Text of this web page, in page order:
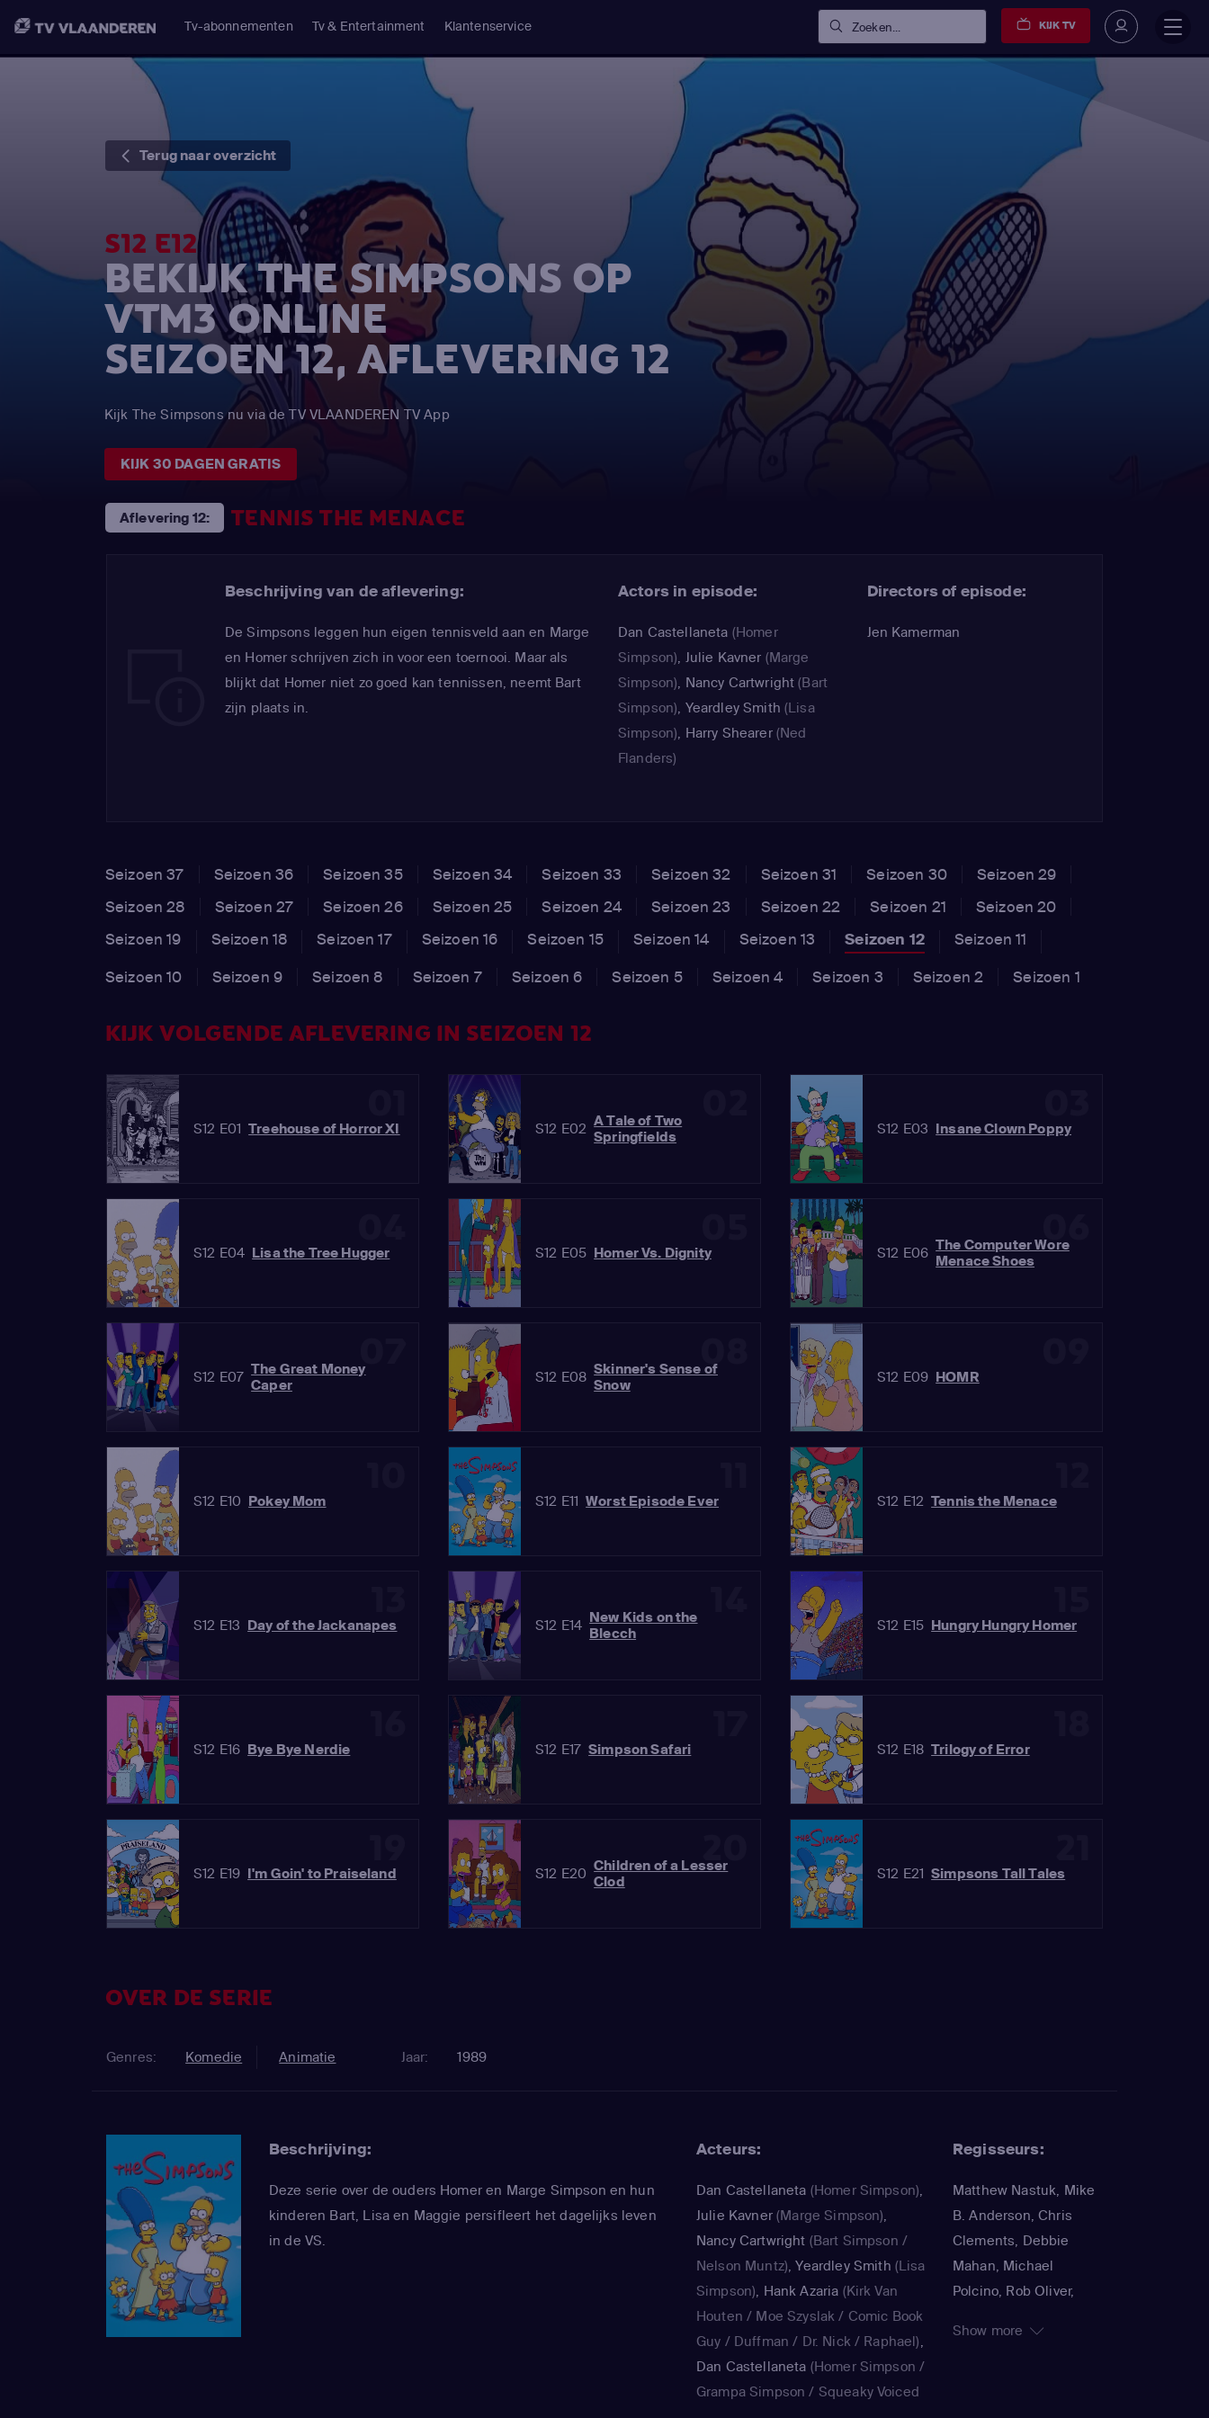
Tv-abonnementen Tv & Entertainment Klantenservice Zoeken... KIJK TV
Terug naar overzicht
S12 E12
BEKIJK THE SIMPSONS OP
VTM3 ONLINE
SEIZOEN 12, AFLEVERING 12
Kijk The Simpsons nu via de TV VLAANDEREN TV App
KIJK 30 DAGEN GRATIS
Aflevering 12: TENNIS THE MENACE
Beschrijving van de aflevering:
De Simpsons leggen hun eigen tennisveld aan en Marge
en Homer schrijven zich in voor een toernooi. Maar als
blijkt dat Homer niet zo goed kan tennissen, neemt Bart
zijn plaats in.
Actors in episode:
Dan Castellaneta (Homer
Simpson), Julie Kavner (Marge
Simpson), Nancy Cartwright (Bart
Simpson), Yeardley Smith (Lisa
Simpson), Harry Shearer(Ned
Flanders)
Directors of episode:
Jen Kamerman
Seizoen 37 Seizoen 36 Seizoen 35 Seizoen 34 Seizoen 33 Seizoen 32 Seizoen 31 Seizoen 30
Seizoen 29
Seizoen 28
Seizoen 27 Seizoen 26 Seizoen 25 Seizoen 24 Seizoen 23 Seizoen 22 Seizoen 21
Seizoen 20
Seizoen 19
Seizoen 18 Seizoen 17 Seizoen 16 Seizoen 15 Seizoen 14 Seizoen 13 Seizoen 12
Seizoen 11
Seizoen 10
Seizoen 9 Seizoen 8 Seizoen 7 Seizoen 6 Seizoen 5 Seizoen 4 Seizoen 3 Seizoen 2 Seizoen 1
KIJK VOLGENDE AFLEVERING IN SEIZOEN 12
S12 E01 Treehouse of Horror XI S12 E02 A Tale of Two
Springfields
S12 E03 Insane Clown Poppy
S12 E04 Lisa the Tree Hugger S12 E05 Homer Vs. Dignity
06
S12 E06 The Computer Wore
Menace Shoes
S12 E07 The Great Money
Caper
08
S12 E08 Skinner's Sense of
Snow
S12 E09 HOMR
S12 E10 Pokey Mom S12 E11 Worst Episode Ever S12 E12 Tennis the Menace
S12 E13 Day of the Jackanapes S12 E14 New Kids on the
Blecch
S12 E15 Hungry Hungry Homer
S12 E16 Bye Bye Nerdie S12 E17 Simpson Safari S12 E18 Trilogy of Error
S12 E19 I'm Goin' to Praiseland S12 E20 Children of a Lesser
Clod
S12 E21 Simpsons Tall Tales
OVER DE SERIE
Genres: Komedie Animatie Jaar: 1989
Beschrijving:
Deze serie over de ouders Homer en Marge Simpson en hun
kinderen Bart, Lisa en Maggie persifleert het dagelijks leven
in de VS.
Acteurs:
Dan Castellaneta (Homer Simpson),
Julie Kavner(Marge Simpson),
Nancy Cartwright (Bart Simpson /
Nelson Muntz),Yeardley Smith (Lisa
Simpson), Hank Azaria (Kirk Van
Houten / Moe Szyslak / Comic Book
Guy / Duffman / Dr. Nick / Raphael),
Dan Castellaneta (Homer Simpson /
Grampa Simpson / Squeaky Voiced
Regisseurs:
Matthew Nastuk, Mike
B. Anderson, Chris
Clements, Debbie
Mahan, Michael
Polcino, Rob Oliver,
Show more